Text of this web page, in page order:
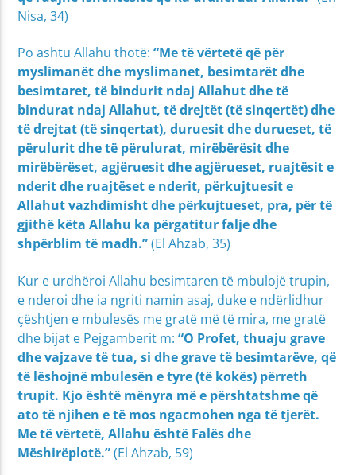
Nisa, 34)
Po ashtu Allahu thotë:“Me të vërtetë që për
myslimanët dhe myslimanet, besimtarët dhe
besimtaret, të bindurit ndaj Allahut dhe të
bindurat ndaj Allahut, të drejtët (të sinqertët) dhe
të drejtat (të sinqertat), duruesit dhe durueset, të
përulurit dhe të përulurat, mirëbërësit dhe
mirëbërëset, agjëruesit dhe agjërueset, ruajtësit e
nderit dhe ruajtëset e nderit, përkujtuesit e
Allahut vazhdimisht dhe përkujtueset, pra, për të
gjithë këta Allahu ka përgatitur falje dhe
shpërblim të madh.”(El Ahzab, 35)
Kur e urdhëroi Allahu besimtaren të mbulojë trupin,
e nderoi dhe ia ngriti namin asaj, duke e ndërlidhur
çështjen e mbulesës me gratë më të mira, me gratë
dhe bijat e Pejgamberit m:“O Profet, thuaju grave
dhe vajzave të tua, si dhe grave të besimtarëve, që
të lëshojnë mbulesën e tyre (të kokës) përreth
trupit. Kjo është mënyra më e përshtatshme që
ato të njihen e të mos ngacmohen nga të tjerët.
Me të vërtetë, Allahu është Falës dhe
Mëshirëplotë.”(El Ahzab, 59)